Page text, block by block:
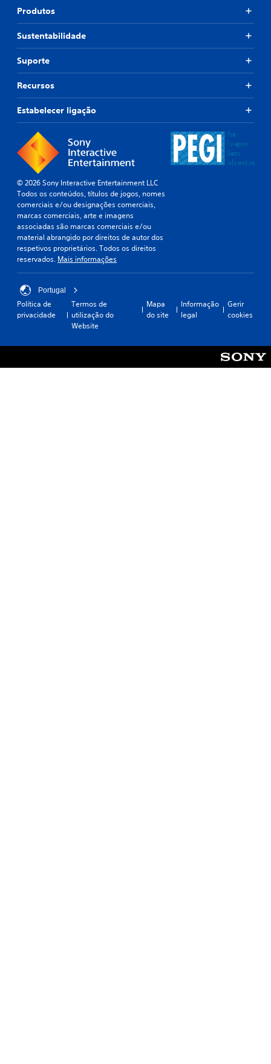
Produtos
Sustentabilidade
Suporte
Recursos
Estabelecer ligação
© 2026 Sony Interactive Entertainment LLC
Todos os conteúdos, títulos de jogos, nomes
comerciais e/ou designações comerciais,
marcas comerciais, arte e imagens
associadas são marcas comerciais e/ou
material abrangido por direitos de autor dos
respetivos proprietários. Todos os direitos
reservados. Mais informações
Portugal
Política de
privacidade
Termos de
utilização do
Website
Mapa
do site
Informação
legal
Gerir
cookies